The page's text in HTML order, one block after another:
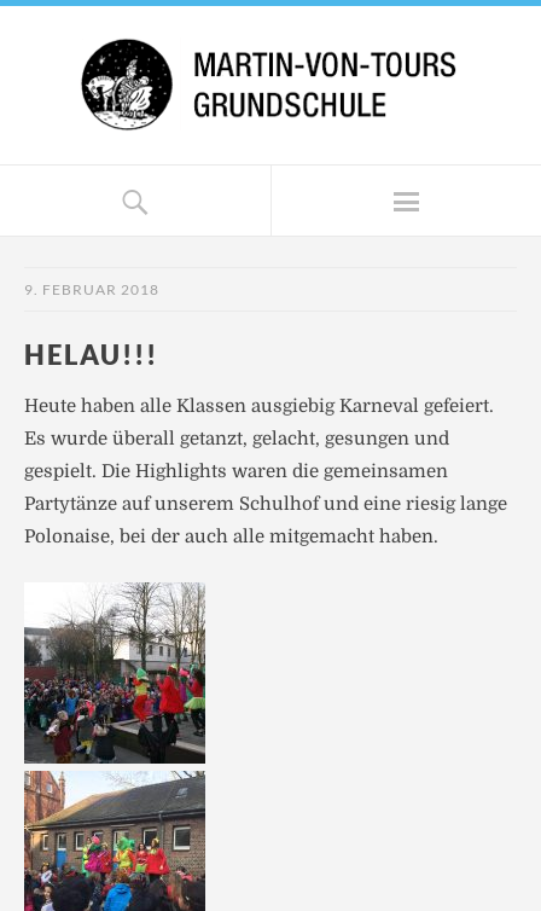
9. FEBRUAR 2018
HELAU!!!
Heute haben alle Klassen ausgiebig Karneval gefeiert.
Es wurde überall getanzt, gelacht, gesungen und
gespielt. Die Highlights waren die gemeinsamen
Partytänze auf unserem Schulhof und eine riesig lange
Polonaise, bei der auch alle mitgemacht haben.